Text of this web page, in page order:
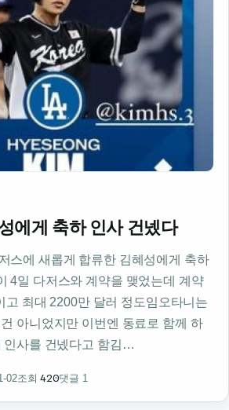
에게 축하 인사 건넸다
스에 새롭게 합류한 김혜성에게 축하
4일 다저스와 계약을 맺었는데 계약
고 최대 2200만 달러 정도임오타니는
아니었지만 이번엔 동료로 함께 하
인사를 건넸다고 함김…
02조회420댓글 1